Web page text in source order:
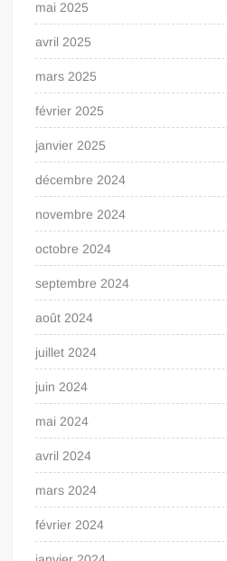
mai 2025
avril 2025
mars 2025
février 2025
janvier 2025
décembre 2024
novembre 2024
octobre 2024
septembre 2024
août 2024
juillet 2024
juin 2024
mai 2024
avril 2024
mars 2024
février 2024